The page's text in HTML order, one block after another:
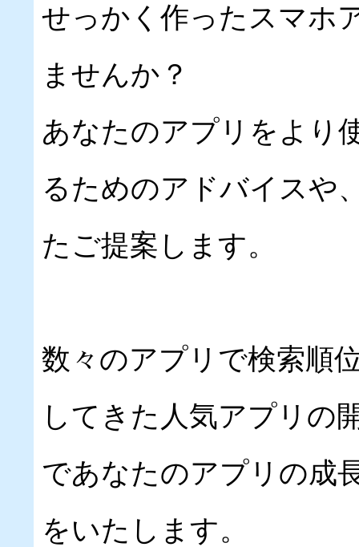
せっかく作ったスマホ
ませんか？
あなたのアプリをより
るためのアドバイスや
たご提案します。
数々のアプリで検索順
してきた人気アプリの
であなたのアプリの成
をいたします。